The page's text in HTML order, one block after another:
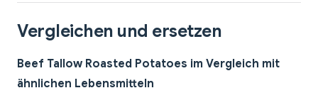
Vergleichen und ersetzen
Beef Tallow Roasted Potatoes im Vergleich mit
ähnlichen Lebensmitteln